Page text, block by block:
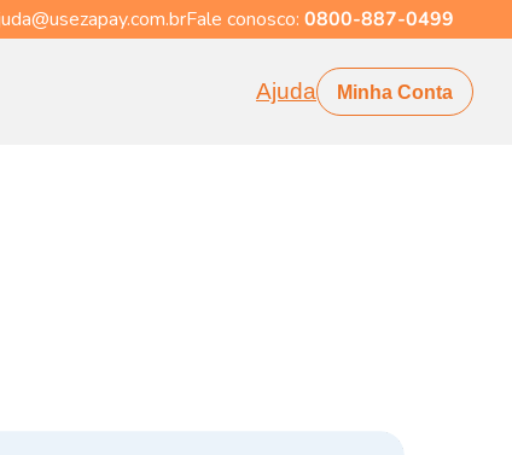
Fale conosco: 0800-887-0499
Ajuda Minha Conta